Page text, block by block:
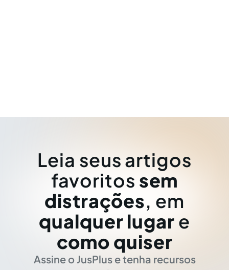
Leia seus artigos
favoritos sem
distrações, em
qualquer lugar e
como quiser
Assine o JusPlus e tenha recursos